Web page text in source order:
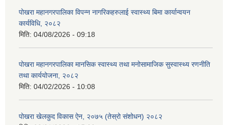
पोखरा महानगरपालिका विपन्न नागरिकहरुलाई स्वास्थ्य बिमा कार्यान्वयन
कार्यविधि, २०८२
मिति: 04/08/2026 - 09:18
पोखरा महानगरपालिका मानसिक स्वास्थ्य तथा मनोसामाजिक सुस्वास्थ्य रणनीति
तथा कार्ययोजना, २०८२
मिति: 04/02/2026 - 10:08
पोखरा खेलकुद विकास ऐन, २०७५ (तेस्रो संशोधन) २०८२